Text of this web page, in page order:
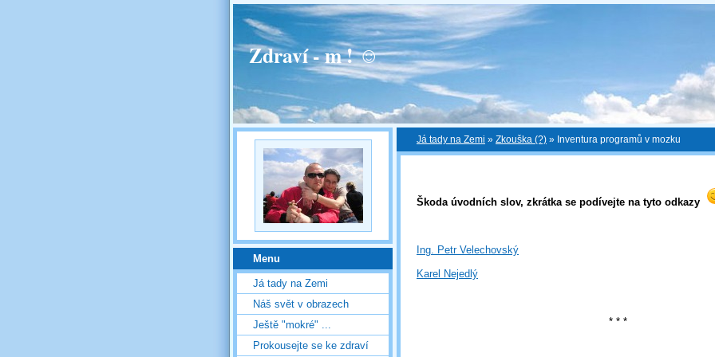
Zdraví - m ! ☺
Já tady na Zemi » Zkouška (?) » Inventura programů v mozku
Škoda úvodních slov, zkrátka se podívejte na tyto odkazy
Ing. Petr Velechovský
Karel Nejedlý
* * *
Menu
Já tady na Zemi
Náš svět v obrazech
Ještě "mokré" ...
Prokousejte se ke zdraví